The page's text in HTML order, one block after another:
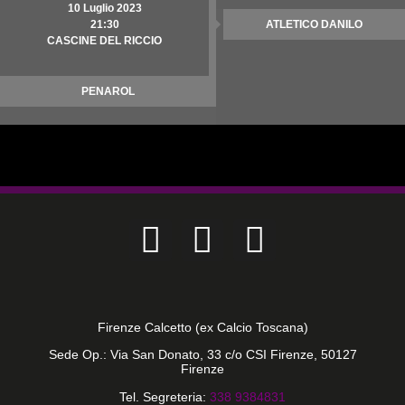
10 Luglio 2023
21:30
CASCINE DEL RICCIO
ATLETICO DANILO
PENAROL
Firenze Calcetto (ex Calcio Toscana)
Sede Op.: Via San Donato, 33 c/o CSI Firenze, 50127
Firenze
Tel. Segreteria: 338 9384831